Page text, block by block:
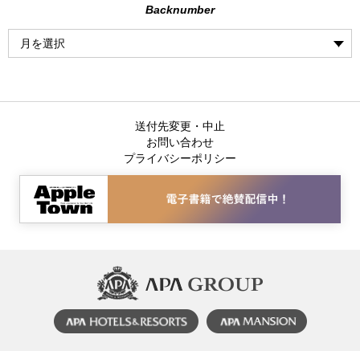
Backnumber
送付先変更・中止
お問い合わせ
プライバシーポリシー